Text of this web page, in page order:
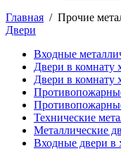
Главная / Прочие
Двери
Входные
Двери в
Двери в комнату
Технические
Металлические
Входные двери в